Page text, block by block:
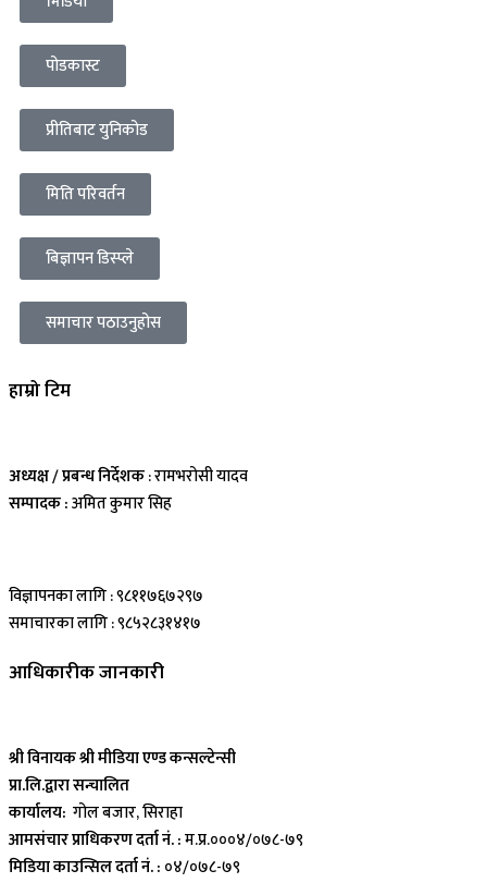
पोडकास्ट
प्रीतिबाट युनिकोड
मिति परिवर्तन
बिज्ञापन डिस्प्ले
समाचार पठाउनुहोस
हाम्रो टिम
अध्यक्ष / प्रबन्ध निर्देशक: रामभरोसी यादव
सम्पादक :अमित कुमार सिह
विज्ञापनका लागि : ९८११७६७२९७
समाचारका लागि : ९८५२८३१४१७
आधिकारीक जानकारी
श्री विनायक श्री मीडिया एण्ड कन्सल्टेन्सी
प्रा.लि.द्वारा सन्चालित
कार्यालय: गोल बजार, सिराहा
आमसंचार प्राधिकरण दर्ता नं. :म.प्र.०००४/०७८-७९
मिडिया काउन्सिल दर्ता नं. : ०४/०७८-७९